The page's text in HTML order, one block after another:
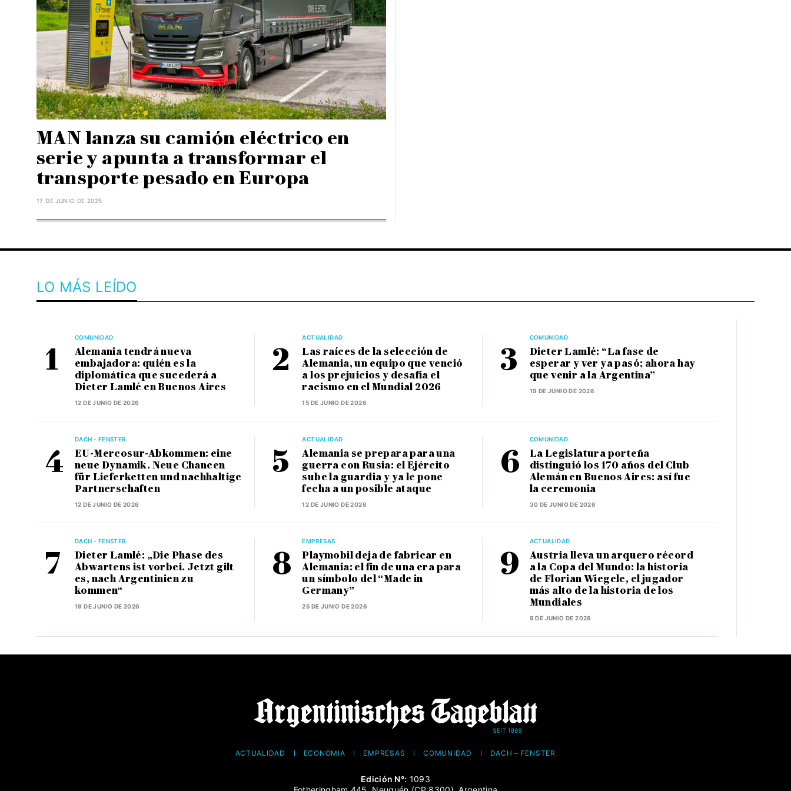
MAN lanza su camión eléctrico en
serie y apunta a transformar el
transporte pesado en Europa
17 DE JUNIO DE 2025
LO MÁS LEÍDO
COMUNIDAD
Alemania tendrá nueva
embajadora: quién es la
diplomática que sucederá a
Dieter Lamlé en Buenos Aires
12 DE JUNIO DE 2026
ACTUALIDAD
Las raíces de la selección de
Alemania, un equipo que venció
a los prejuicios y desafía el
racismo en el Mundial 2026
15 DE JUNIO DE 2026
COMUNIDAD
Dieter Lamlé: “La fase de
esperar y ver ya pasó; ahora hay
que venir a la Argentina”
19 DE JUNIO DE 2026
DACH - FENSTER
EU-Mercosur-Abkommen: eine
neue Dynamik. Neue Chancen
für Lieferketten und nachhaltige
Partnerschaften
12 DE JUNIO DE 2026
ACTUALIDAD
Alemania se prepara para una
guerra con Rusia: el Ejército
sube la guardia y ya le pone
fecha a un posible ataque
12 DE JUNIO DE 2026
COMUNIDAD
La Legislatura porteña
distinguió los 170 años del Club
Alemán en Buenos Aires: así fue
la ceremonia
30 DE JUNIO DE 2026
DACH - FENSTER
Dieter Lamlé: „Die Phase des
Abwartens ist vorbei. Jetzt gilt
es, nach Argentinien zu
kommen“
19 DE JUNIO DE 2026
EMPRESAS
Playmobil deja de fabricar en
Alemania: el fin de una era para
un símbolo del “Made in
Germany”
25 DE JUNIO DE 2026
ACTUALIDAD
Austria lleva un arquero récord
a la Copa del Mundo: la historia
de Florian Wiegele, el jugador
más alto de la historia de los
Mundiales
9 DE JUNIO DE 2026
ACTUALIDAD ECONOMÍA EMPRESAS COMUNIDAD DACH – FENSTER
Edición N°: 1093